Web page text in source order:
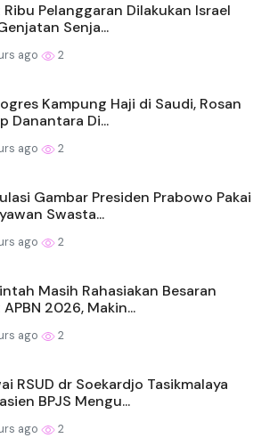
Ribu Pelanggaran Dilakukan Israel
Senja...
ago 2
Kampung Haji di Saudi, Rosan
Danantara Di...
ago 2
Gambar Presiden Prabowo Pakai
Swasta...
ago 2
Masih Rahasiakan Besaran
2026, Makin...
ago 2
RSUD dr Soekardjo Tasikmalaya
BPJS Mengu...
ago 2